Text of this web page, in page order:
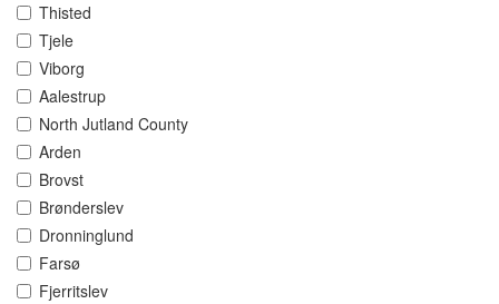
Thisted
Tjele
Viborg
Aalestrup
North Jutland County
Arden
Brovst
Brønderslev
Dronninglund
Farsø
Fjerritslev